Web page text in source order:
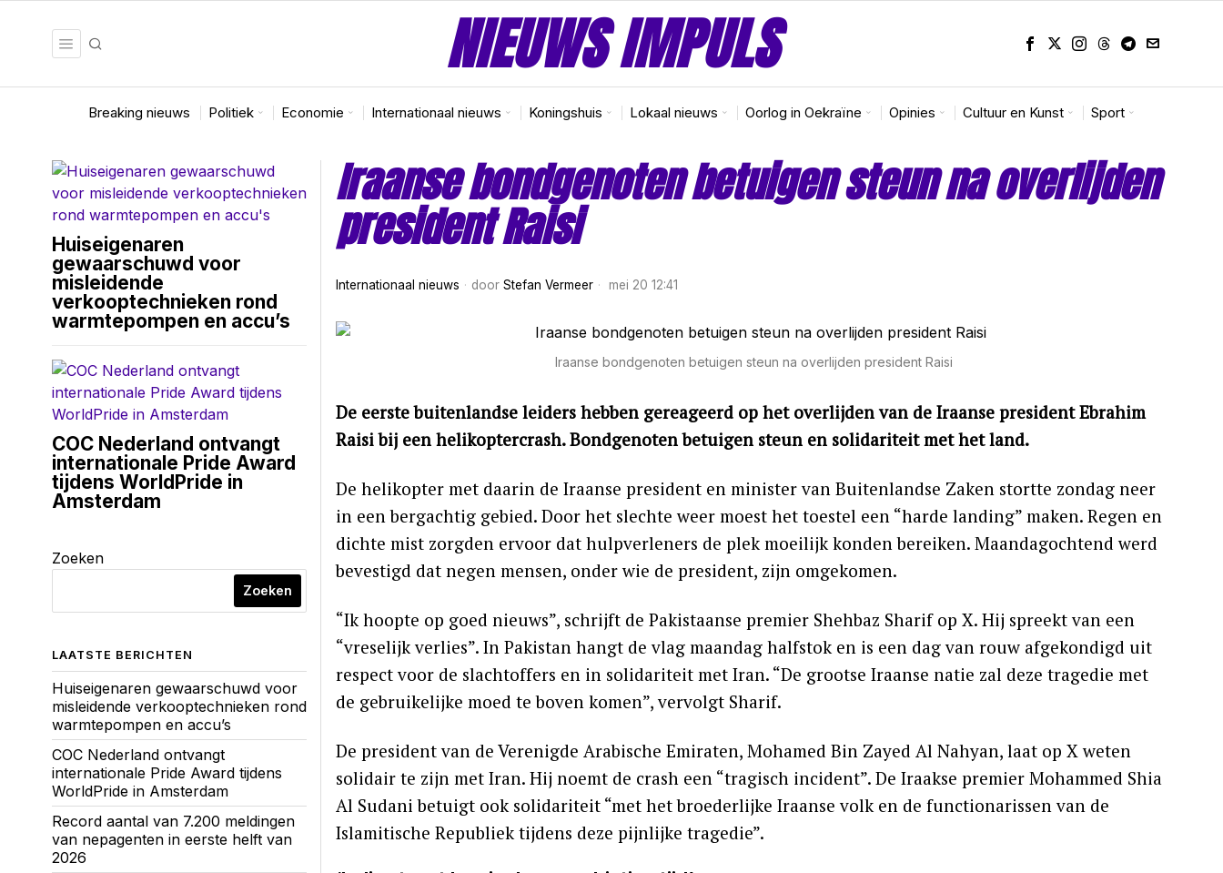
NIEUWS IMPULS
Breaking nieuws Politiek Economie Internationaal nieuws Koningshuis Lokaal nieuws Oorlog in Oekraïne Opinies Cultuur en Kunst Sport
Iraanse bondgenoten betuigen steun na overlijden
president Raisi
Internationaal nieuws door Stefan Vermeer mei 20 12:41
Iraanse bondgenoten betuigen steun na overlijden president Raisi
De eerste buitenlandse leiders hebben gereageerd op het overlijden van de Iraanse president Ebrahim
Raisi bij een helikoptercrash. Bondgenoten betuigen steun en solidariteit met het land.
De helikopter met daarin de Iraanse president en minister van Buitenlandse Zaken stortte zondag neer
in een bergachtig gebied. Door het slechte weer moest het toestel een “harde landing” maken. Regen en
dichte mist zorgden ervoor dat hulpverleners de plek moeilijk konden bereiken. Maandagochtend werd
bevestigd dat negen mensen, onder wie de president, zijn omgekomen.
“Ik hoopte op goed nieuws”, schrijft de Pakistaanse premier Shehbaz Sharif op X. Hij spreekt van een
“vreselijk verlies”. In Pakistan hangt de vlag maandag halfstok en is een dag van rouw afgekondigd uit
respect voor de slachtoffers en in solidariteit met Iran. “De grootse Iraanse natie zal deze tragedie met
de gebruikelijke moed te boven komen”, vervolgt Sharif.
De president van de Verenigde Arabische Emiraten, Mohamed Bin Zayed Al Nahyan, laat op X weten
solidair te zijn met Iran. Hij noemt de crash een “tragisch incident”. De Iraakse premier Mohammed Shia
Al Sudani betuigt ook solidariteit “met het broederlijke Iraanse volk en de functionarissen van de
Islamitische Republiek tijdens deze pijnlijke tragedie”.
Huiseigenaren
gewaarschuwd voor
misleidende
verkooptechnieken rond
warmtepompen en accu’s
COC Nederland ontvangt
internationale Pride Award
tijdens WorldPride in
Amsterdam
Zoeken
Zoeken
LAATSTE BERICHTEN
Huiseigenaren gewaarschuwd voor
misleidende verkooptechnieken rond
warmtepompen en accu’s
COC Nederland ontvangt
internationale Pride Award tijdens
WorldPride in Amsterdam
Record aantal van 7.200 meldingen
van nepagenten in eerste helft van
2026